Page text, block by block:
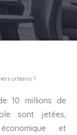
urbains ?
10 millions de
sont jetées,
et